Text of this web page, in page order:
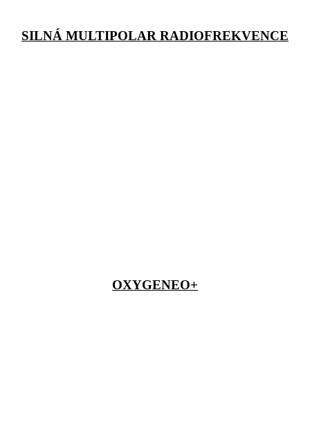
SILNÁ MULTIPOLAR RADIOFREKVENCE
OXYGENEO+